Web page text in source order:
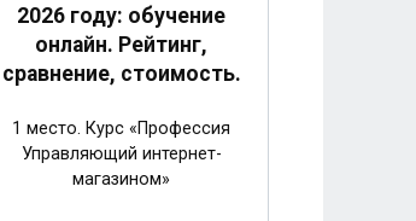
2026 году: обучение
онлайн. Рейтинг,
сравнение, стоимость.
1 место. Курс «Профессия
Управляющий интернет-
магазином»